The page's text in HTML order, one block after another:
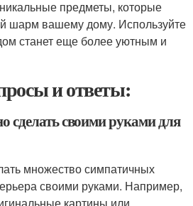
предметы, которые
шарм вашему дому. Используйте
станет еще более уютным и
и ответы:
сделать своими руками для
множество симпатичных
своими руками. Например,